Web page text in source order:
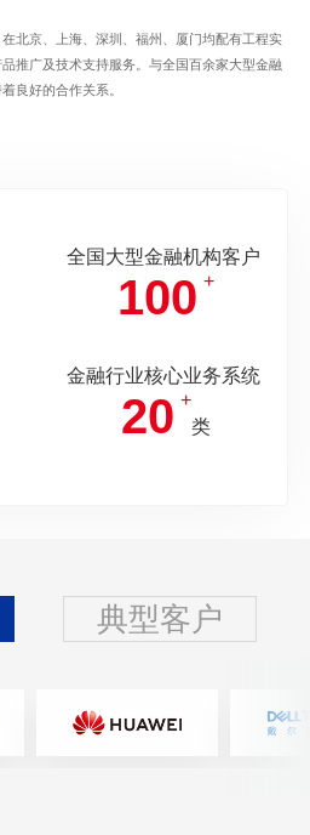
北京、上海、深圳、福州、厦门均配有工程实
推广及技术支持服务。与全国百余家大型金融
良好的合作关系。
全国大型金融机构客户
100 +
金融行业核心业务系统
20 +
类
典型客户